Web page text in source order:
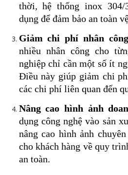
thời, hệ thống inox 304/
dụng để đảm bảo an toàn
Giảm chi phí nhân
nhiều nhân công cho
nghiệp chỉ cần một số ít
Điều này giúp giảm chi
các chi phí liên quan đến
Nâng cao hình ảnh
dụng công nghệ vào sản
nâng cao hình ảnh
cho khách hàng về quy
an toàn.